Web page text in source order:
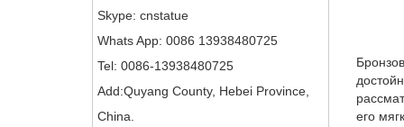
Skype: cnstatue
Whats App: 0086 13938480725
Tel: 0086-13938480725
Add:Quyang County, Hebei Province,
China.
3 892
его